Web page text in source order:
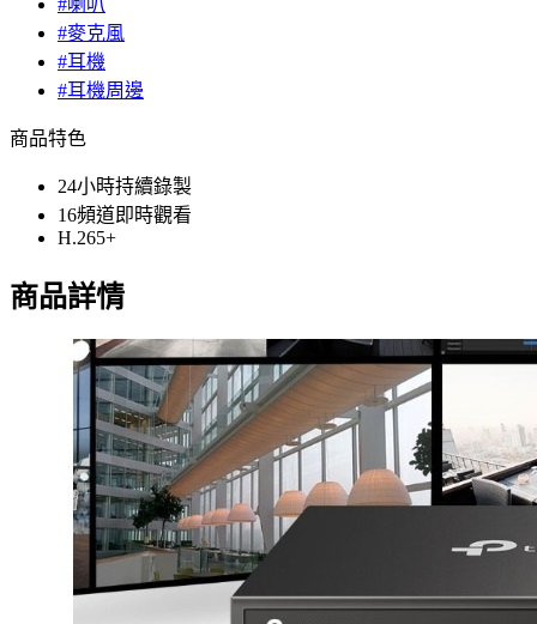
#喇叭
#麥克風
#耳機
#耳機周邊
商品特色
24小時持續錄製
16頻道即時觀看
H.265+
商品詳情